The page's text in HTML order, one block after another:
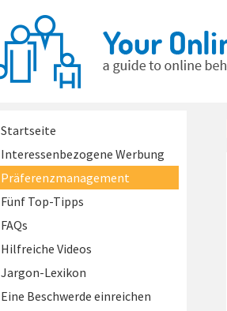
Startseite
Interessenbezogene Werbung
Präferenzmanagement
Fünf Top-Tipps
FAQs
Hilfreiche Videos
Jargon-Lexikon
Eine Beschwerde einreichen